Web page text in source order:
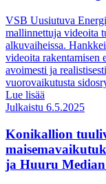
VSB Uusiutuva
mallinnettuja videoita
alkuvaiheissa.
videoita rakentamisen
avoimesti ja
vuorovaikutusta
Lue lisää
Julkaistu 6.5.2025
Konikallion
ja Huuru